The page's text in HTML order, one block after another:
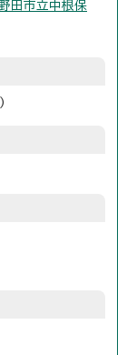
田市立中根保